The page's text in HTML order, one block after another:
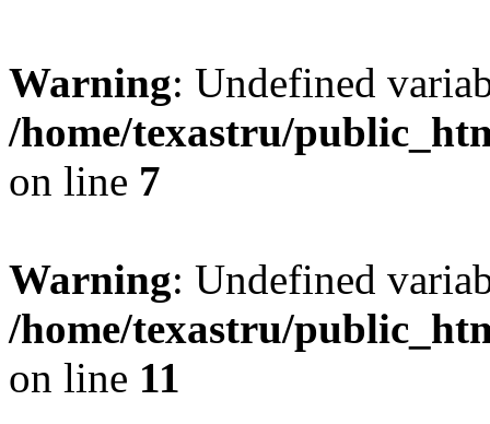
Warning: Undefined
/home/texastru/
on line 7
Warning: Undefined
/home/texastru/
on line 11